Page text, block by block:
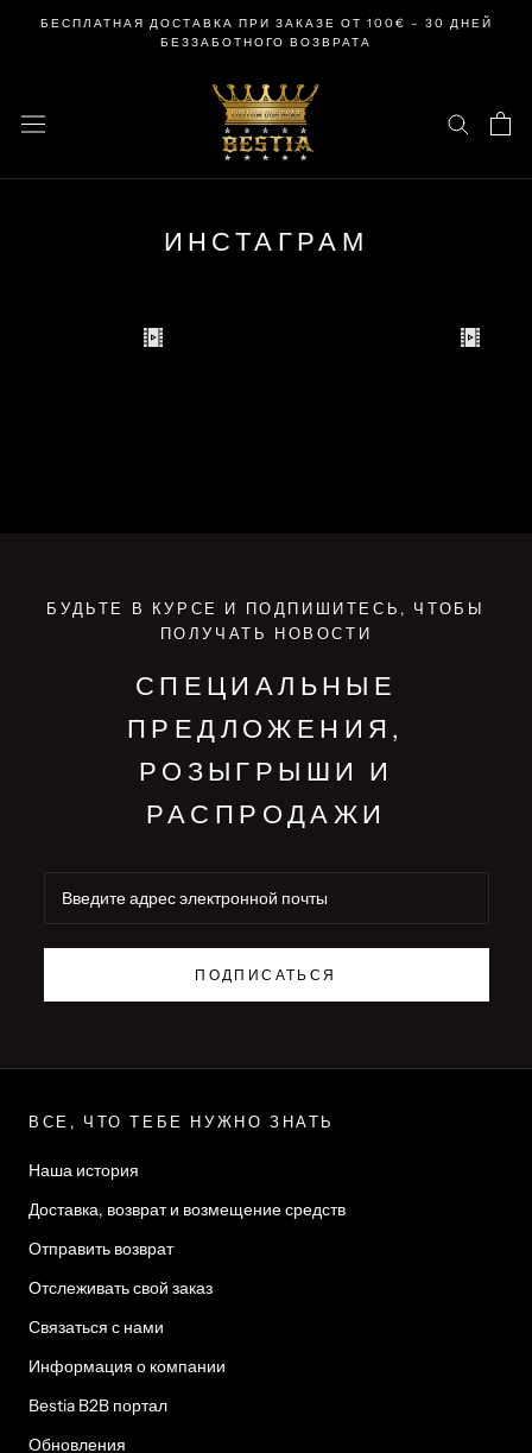
БЕСПЛАТНАЯ ДОСТАВКА ПРИ ЗАКАЗЕ ОТ 100€ – 30 ДНЕЙ
БЕЗЗАБОТНОГО ВОЗВРАТА
ИНСТАГРАМ
БУДЬТЕ В КУРСЕ И ПОДПИШИТЕСЬ, ЧТОБЫ
ПОЛУЧАТЬ НОВОСТИ
СПЕЦИАЛЬНЫЕ
ПРЕДЛОЖЕНИЯ,
РОЗЫГРЫШИ И
РАСПРОДАЖИ
ПОДПИСАТЬСЯ
ВСЕ, ЧТО ТЕБЕ НУЖНО ЗНАТЬ
Наша история
Доставка, возврат и возмещение средств
Отправить возврат
Отслеживать свой заказ
Связаться с нами
Информация о компании
Bestia B2B портал
Обновления